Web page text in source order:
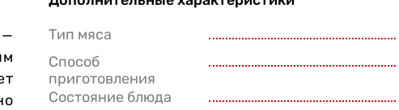
Тип мяса
Способ
приготовления
Состояние блюда